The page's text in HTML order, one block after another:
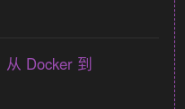
从 Docker 到